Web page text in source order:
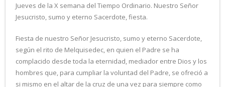
Jueves de la X semana del Tiempo Ordinario. Nuestro Señor
Jesucristo, sumo y eterno Sacerdote, fiesta.
Fiesta de nuestro Señor Jesucristo, sumo y eterno Sacerdote,
según el rito de Melquisedec, en quien el Padre se ha
complacido desde toda la eternidad, mediador entre Dios y los
hombres que, para cumpliar la voluntad del Padre, se ofreció a
si mismo en el altar de la cruz de una vez para siempre como